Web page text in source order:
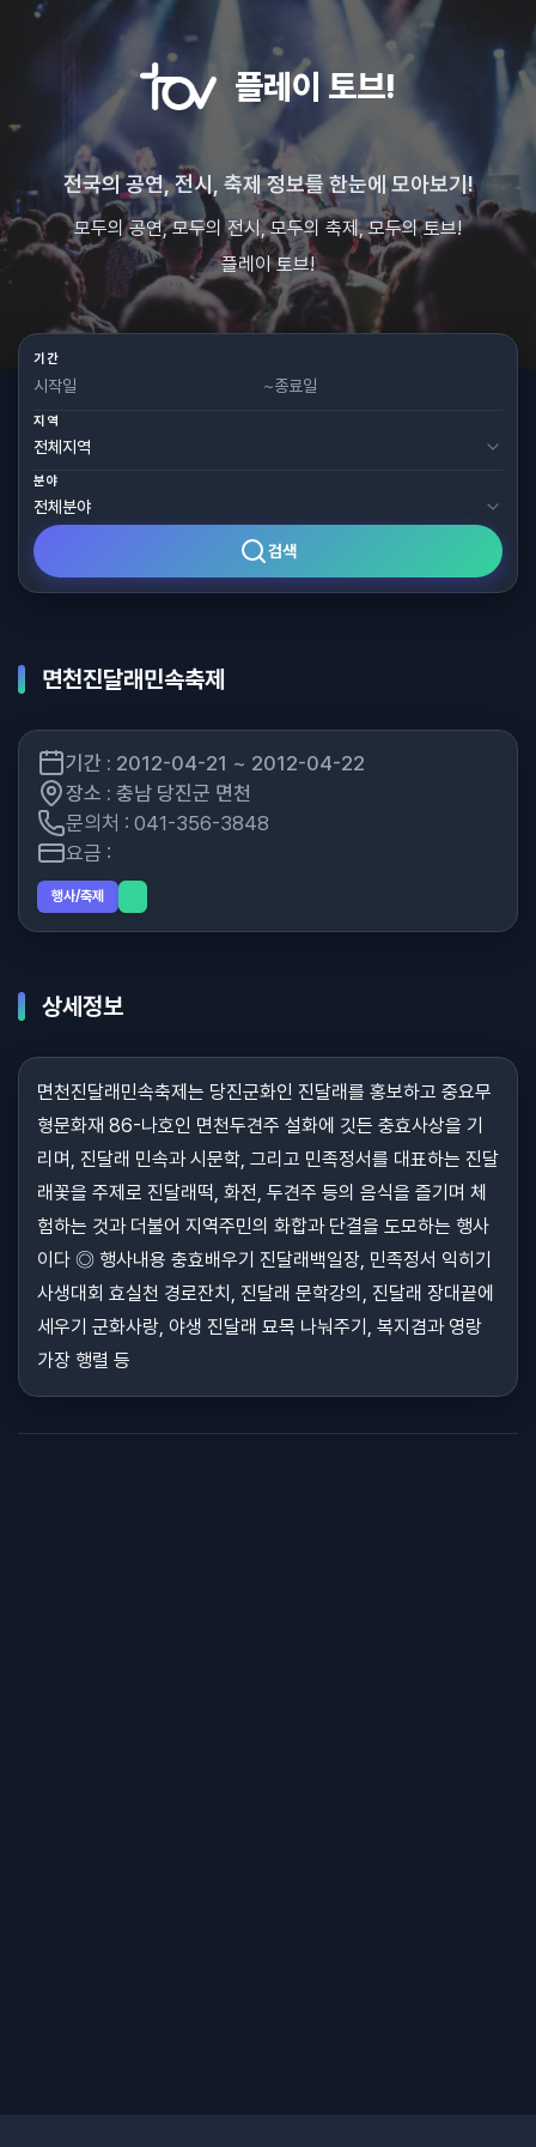
플레이 토브!
전국의 공연, 전시, 축제 정보를 한눈에 모아보기!
모두의 공연, 모두의 전시, 모두의 축제, 모두의 토브!
플레이 토브!
기간
~
지역
분야
검색
면천진달래민속축제
기간 : 2012-04-21 ~ 2012-04-22
장소 : 충남 당진군 면천
문의처 : 041-356-3848
요금 :
행사/축제
상세정보
면천진달래민속축제는 당진군화인 진달래를 홍보하고 중요무
형문화재 86-나호인 면천두견주 설화에 깃든 충효사상을 기
리며, 진달래 민속과 시문학, 그리고 민족정서를 대표하는 진달
래꽃을 주제로 진달래떡, 화전, 두견주 등의 음식을 즐기며 체
험하는 것과 더불어 지역주민의 화합과 단결을 도모하는 행사
이다 ◎ 행사내용 충효배우기 진달래백일장, 민족정서 익히기
사생대회 효실천 경로잔치, 진달래 문학강의, 진달래 장대끝에
세우기 군화사랑, 야생 진달래 묘목 나눠주기, 복지겸과 영랑
가장 행렬 등